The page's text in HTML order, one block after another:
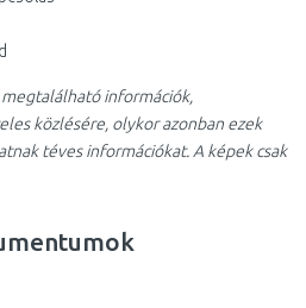
információk,
közlésére, olykor azonban ezek
téves információkat. A képek csak